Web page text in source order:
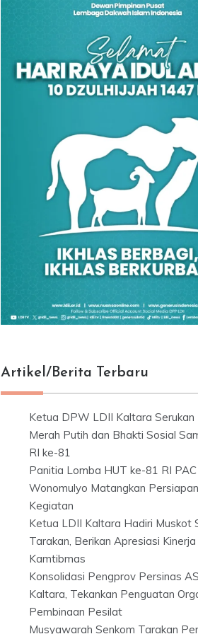
Artikel/Berita Terbaru
Ketua DPW LDII Kaltara Serukan
Merah Putih dan Bhakti Sosial
RI ke-81
Panitia Lomba HUT ke-81 RI
Wonomulyo Matangkan
Kegiatan
Ketua LDII Kaltara Hadiri Muskot
Tarakan, Berikan Apresiasi Kinerja
Kamtibmas
Konsolidasi Pengprov Persinas
Kaltara, Tekankan Penguatan
Pembinaan Pesilat
Musyawarah Senkom Tarakan